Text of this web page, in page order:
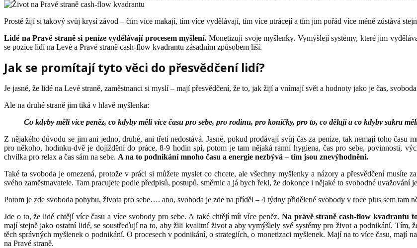
Prostě žijí si takový svůj krysí závod – čím více makají, tím více vydělávají, tím více utrácejí a tím jim pořád více méně zůstává
Lidé na Pravé straně si peníze vydělávají procesem myšlení. Monetizují svoje myšlenky. Vymýšlejí systémy, které jim
se pozice lidí na Levé a Pravé straně cash-flow kvadrantu zásadním způsobem liší.
Jak se promítají tyto věci do přesvědčení lidí?
Je jasné, že lidé na Levé straně, zaměstnanci si myslí – mají přesvědčení, že to, jak žijí a vnímají svět a hodnoty jako je čas,
Ale na druhé straně jim tiká v hlavě myšlenka:
Co kdyby měli více peněz, co kdyby měli více času pro sebe, pro rodinu, pro koníčky, pro to, co dělají a co kdyby sakra
Z nějakého důvodu se jim ani jedno, druhé, ani třetí nedostává. Jasně, pokud prodávají svůj čas za peníze, tak nemají toho
pro někoho, hodinku-dvě je dojíždění do práce, 8-9 hodin spí, potom je tam nějaká ranní hygiena, čas pro sebe, povinnosti,
chvilka pro relax a čas sám na sebe. A na to podnikání mnoho času a energie nezbývá – tím jsou znevýhodněni.
Také ta svoboda je omezená, protože v práci si můžete myslet co chcete, ale všechny myšlenky a názory a přesvědčení musíte
svého zaměstnavatele. Tam pracujete podle předpisů, postupů, směrnic a já bych řekl, že dokonce i nějaké to svobodné uvažování
Potom je zde svoboda pohybu, života pro sebe…. ano, svoboda je zde na příděl – 4 týdny přidělené svobody v roce plus sem tam
Jde o to, že lidé chtějí více času a více svobody pro sebe. A také chtějí mít více peněz. Na právě straně cash-flow kvadrantu
mají stejně jako ostatní lidé, se soustřeďují na to, aby žili kvalitní život a aby vymýšlely své systémy pro život a podnikání. Tím,
těch správných myšlenek o podnikání. O procesech v podnikání, o strategiích, o monetizaci myšlenek. Mají na to více času, mají
na Pravé straně.